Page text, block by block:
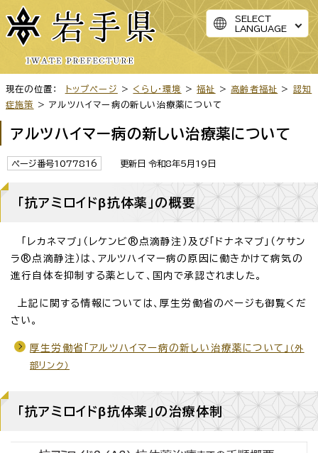
SELECT
LANGUAGE
現在の位置： トップページ > くらし・環境 >福祉 > 高齢者福祉 > 認知
症施策
> アルツハイマー病の新しい治療薬について
アルツハイマー病の新しい治療薬について
ページ番号1077816 更新日 令和8年5月19日
「抗アミロイドβ抗体薬」の概要
「レカネマブ」（レケンビ®点滴静注）及び「ドナネマブ」（ケサン
ラ®点滴静注）は、アルツハイマー病の原因に働きかけて病気の
進行自体を抑制する薬として、国内で承認されました。
上記に関する情報については、厚生労働省のページも御覧くだ
さい。
厚生労働省「アルツハイマー病の新しい治療薬について」 （外
部リンク）
「抗アミロイドβ抗体薬」の治療体制